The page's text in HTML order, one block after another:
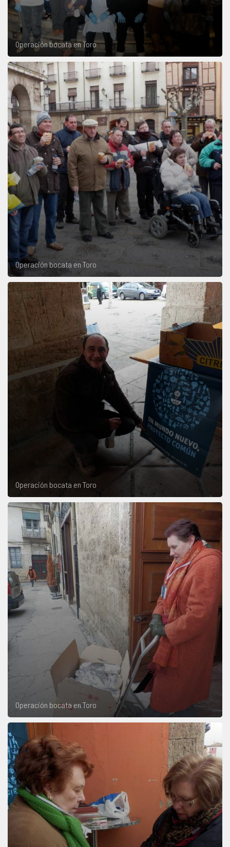
Operación bocata en Toro
Operación bocata en Toro
Operación bocata en Toro
Operación bocata en Toro